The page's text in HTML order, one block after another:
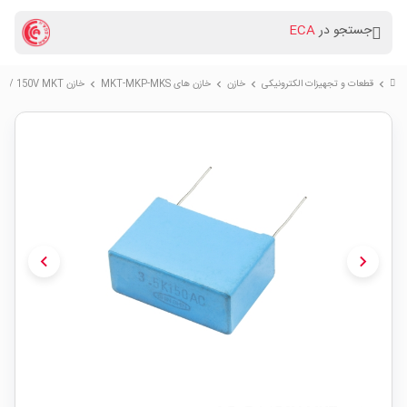
جستجو درECA
chevron_right قطعات و تجهیزات الکترونیکی chevron_right خازن chevron_right خازن های MKT-MKP-MKS chevron_right خازن 3.5uF / 150V MKT
chevron_left chevron_right